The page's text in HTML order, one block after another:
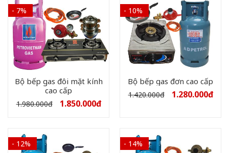
- 7%
Bộ bếp gas đôi mặt kính
cao cấp
1.980.000đ 1.850.000đ
- 10%
Bộ bếp gas đơn cao cấp
1.420.000đ 1.280.000đ
- 12% - 14%